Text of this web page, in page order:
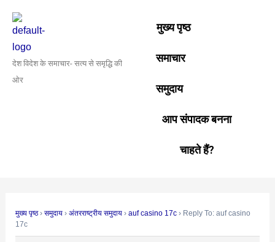
content
देश विदेश के समाचार- सत्य से समृद्धि की
ओर
मुख्य पृष्ठ
समाचार
समुदाय
आप संपादक बनना
चाहते हैं?
मुख्य पृष्ठ › समुदाय › अंतरराष्ट्रीय समुदाय › auf casino 17c › Reply To: auf casino
17c
navigation